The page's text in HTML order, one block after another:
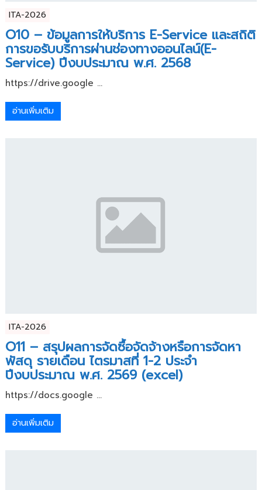
ITA-2026
O10 – ข้อมูลการให้บริการ E-Service และสถิติ
การขอรับบริการผ่านช่องทางออนไลน์(E-
Service) ปีงบประมาณ พ.ศ. 2568
https://drive.google ...
อ่านเพิ่มเติม
ITA-2026
O11 – สรุปผลการจัดซื้อจัดจ้างหรือการจัดหา
พัสดุ รายเดือน ไตรมาสที่ 1-2 ประจำ
ปีงบประมาณ พ.ศ. 2569 (excel)
https://docs.google ...
อ่านเพิ่มเติม